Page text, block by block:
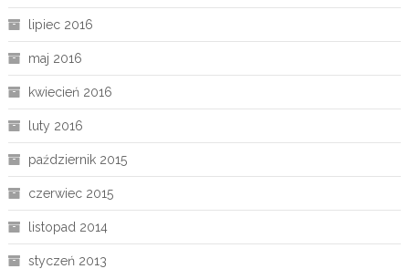
lipiec 2016
maj 2016
kwiecień 2016
luty 2016
październik 2015
czerwiec 2015
listopad 2014
styczeń 2013